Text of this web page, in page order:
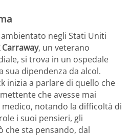
negli Stati Uniti
Carraway, un veterano
si trova in un ospedale
sua dipendenza da alcol.
inizia a parlare di quello che
che avesse mai
medico, notando la difficoltà di
i suoi pensieri, gli
che sta pensando, dal